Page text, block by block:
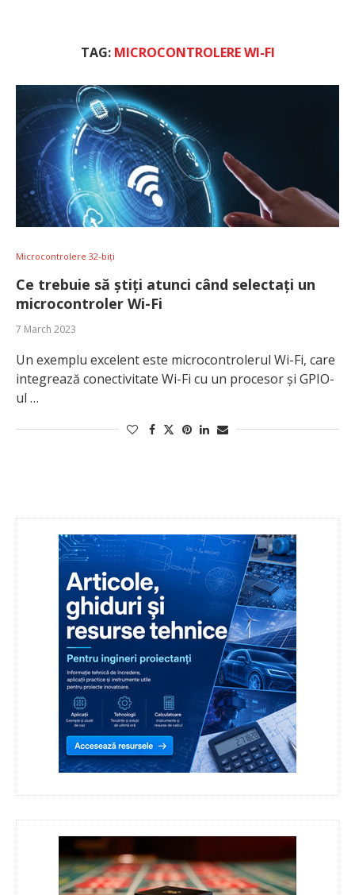
TAG: MICROCONTROLERE WI-FI
Microcontrolere 32-biți
Ce trebuie să știți atunci când selectați un
microcontroler Wi-Fi
7 March 2023
Un exemplu excelent este microcontrolerul Wi-Fi, care
integrează conectivitate Wi-Fi cu un procesor și GPIO-
ul …